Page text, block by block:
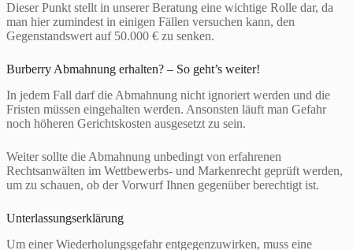
Dieser Punkt stellt in unserer Beratung eine wichtige Rolle dar, da
man hier zumindest in einigen Fällen versuchen kann, den
Gegenstandswert auf 50.000 € zu senken.
Burberry Abmahnung erhalten? – So geht’s weiter!
In jedem Fall darf die Abmahnung nicht ignoriert werden und die
Fristen müssen eingehalten werden. Ansonsten läuft man Gefahr
noch höheren Gerichtskosten ausgesetzt zu sein.
Weiter sollte die Abmahnung unbedingt von erfahrenen
Rechtsanwälten im Wettbewerbs- und Markenrecht geprüft werden,
um zu schauen, ob der Vorwurf Ihnen gegenüber berechtigt ist.
Unterlassungserklärung
Um einer Wiederholungsgefahr entgegenzuwirken, muss eine